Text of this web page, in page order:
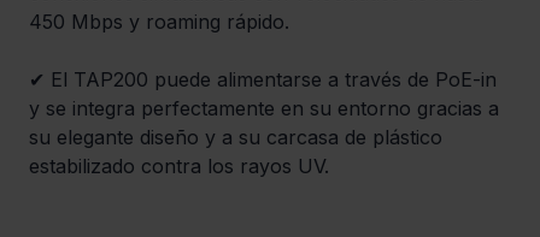
450 Mbps y roaming rápido.
✔ El TAP200 puede alimentarse a través de PoE-in
y se integra perfectamente en su entorno gracias a
su elegante diseño y a su carcasa de plástico
estabilizado contra los rayos UV.